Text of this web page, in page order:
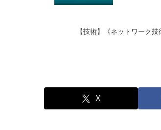
【技術】《ネットワーク
X